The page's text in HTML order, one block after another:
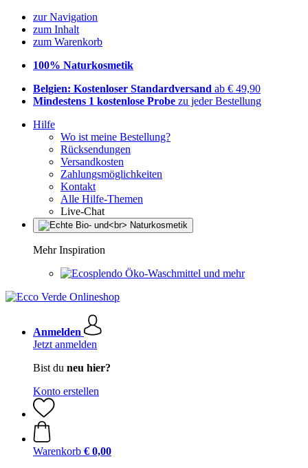
zur Navigation
zum Inhalt
zum Warenkorb
100% Naturkosmetik
Belgien: Kostenloser Standardversand ab € 49,90
Mindestens 1 kostenlose Probe zu jeder Bestellung
Hilfe
Wo ist meine Bestellung?
Rücksendungen
Versandkosten
Zahlungsmöglichkeiten
Kontakt
Alle Hilfe-Themen
Live-Chat
Mehr Inspiration
Öko-Waschmittel und mehr
Anmelden
Jetzt anmelden
Bist du neu hier?
Konto erstellen
Warenkorb € 0,00